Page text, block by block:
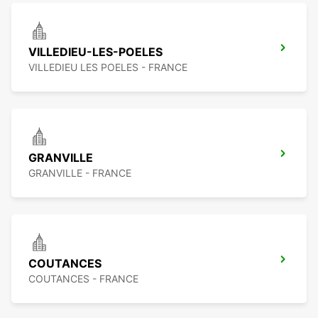
VILLEDIEU-LES-POELES
VILLEDIEU LES POELES - FRANCE
GRANVILLE
GRANVILLE - FRANCE
COUTANCES
COUTANCES - FRANCE